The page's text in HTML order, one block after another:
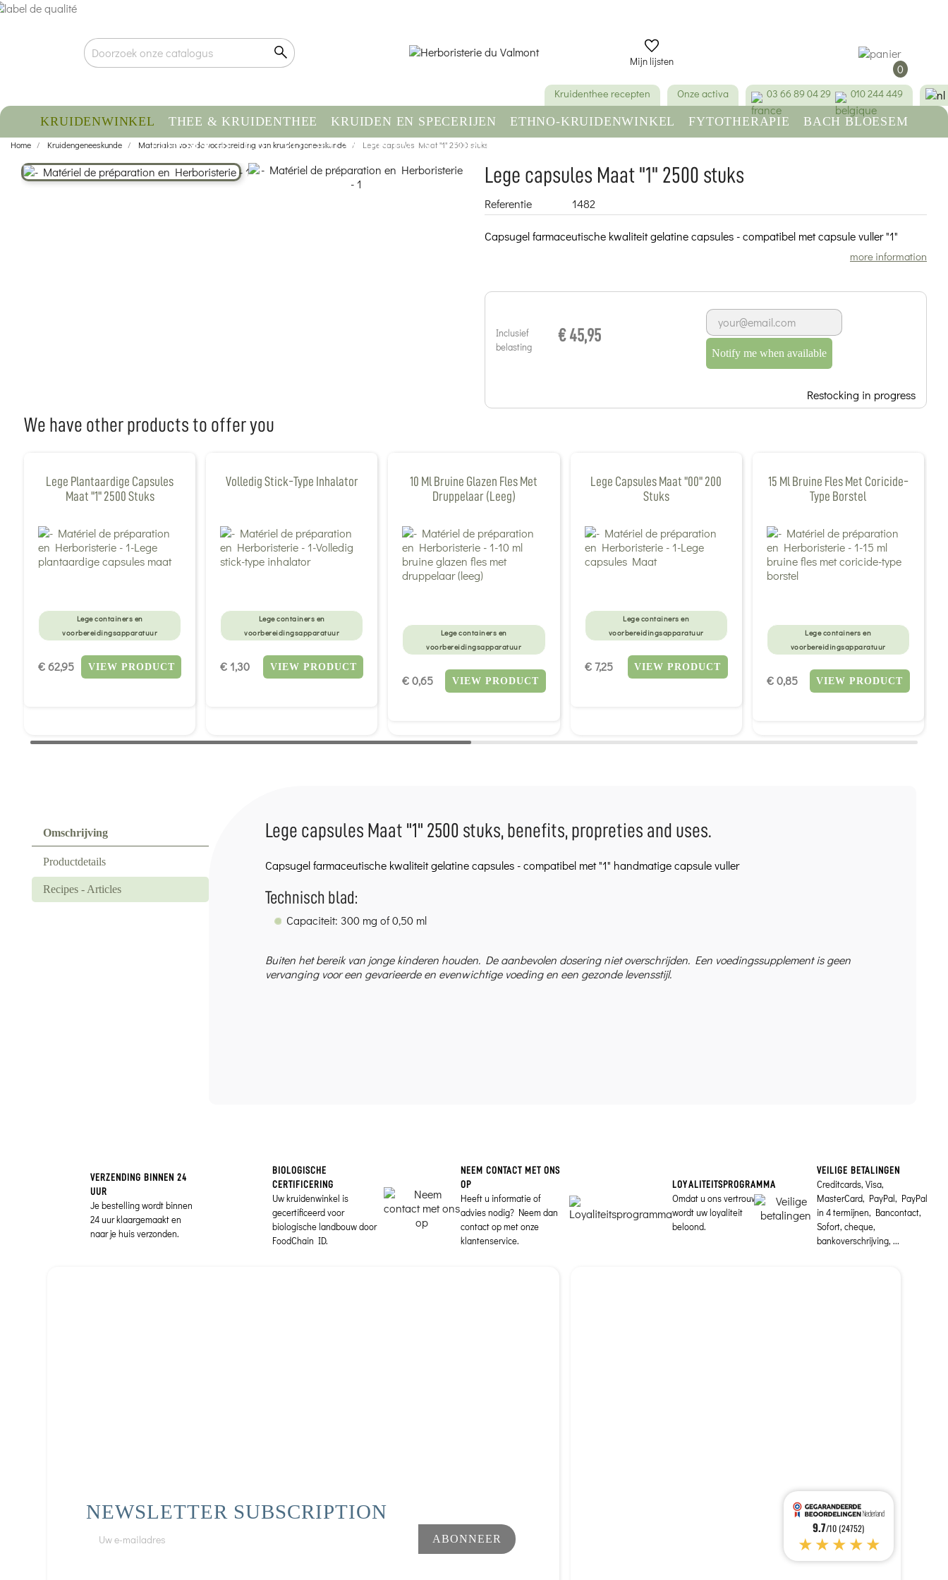
Mijn lijsten 0
Kruidenthee recepten Onze activa 03 66 89 04 29 010 244 449
KRUIDENWINKEL THEE & KRUIDENTHEE KRUIDEN EN SPECERIJEN ETHNO-KRUIDENWINKEL FYTOTHERAPIE
BACH BLOESEM
ETHERISCHE OLIE
VOEDINGSSUPPLEMENT GEZONDHEID & WELZIJN
Home Kruidengeneeskunde Materialen voor de voorbereiding van kruidengeneeskunde Lege capsules Maat "1" 2500 stuks
Lege capsules Maat "1" 2500 stuks
Referentie 1482
Capsugel farmaceutische kwaliteit gelatine capsules - compatibel met capsule vuller "1"
more information
Inclusief
belasting
€ 45,95
Notify me when available
Restocking in progress
Omschrijving
Productdetails
Recipes - Articles
Lege capsules Maat "1" 2500 stuks, benefits, propreties and uses.
Capsugel farmaceutische kwaliteit gelatine capsules - compatibel met "1" handmatige capsule vuller
Technisch blad:
Capaciteit: 300 mg of 0,50 ml
Buiten het bereik van jonge kinderen houden. De aanbevolen dosering niet overschrijden. Een voedingssupplement is geen
vervanging voor een gevarieerde en evenwichtige voeding en een gezonde levensstijl.
We have other products to offer you
Lege Plantaardige Capsules
Maat "1" 2500 Stuks
Lege containers en
voorbereidingsapparatuur
€ 62,95 VIEW PRODUCT
Volledig Stick-Type Inhalator
Lege containers en
voorbereidingsapparatuur
€ 1,30 VIEW PRODUCT
10 Ml Bruine Glazen Fles Met
Druppelaar (leeg)
Lege containers en
voorbereidingsapparatuur
€ 0,65 VIEW PRODUCT
Lege Capsules Maat "00" 200
Stuks
Lege containers en
voorbereidingsapparatuur
€ 7,25 VIEW PRODUCT
15 Ml Bruine Fles Met Coricide-
Type Borstel
Lege containers en
voorbereidingsapparatuur
€ 0,85 VIEW PRODUCT
VERZENDING BINNEN 24
UUR
Je bestelling wordt binnen
24 uur klaargemaakt en
naar je huis verzonden.
BIOLOGISCHE
CERTIFICERING
Uw kruidenwinkel is
gecertificeerd voor
biologische landbouw door
FoodChain ID.
NEEM CONTACT MET ONS
OP
Heeft u informatie of
advies nodig? Neem dan
contact op met onze
klantenservice.
LOYALITEITSPROGRAMMA
Omdat u ons vertrouwt,
wordt uw loyaliteit
beloond.
VEILIGE BETALINGEN
Creditcards, Visa,
MasterCard, PayPal, PayPal
in 4 termijnen, Bancontact,
Sofort, cheque,
bankoverschrijving, ...
NEWSLETTER SUBSCRIPTION
9.7/10 (24752)
★★★★★